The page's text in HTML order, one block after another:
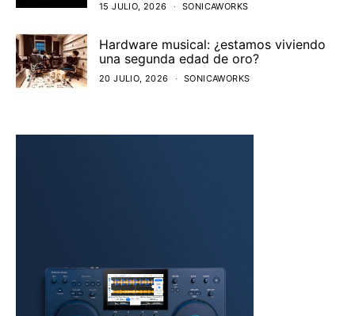
15 JULIO, 2026 SONICAWORKS
Hardware musical: ¿estamos viviendo
una segunda edad de oro?
20 JULIO, 2026 SONICAWORKS